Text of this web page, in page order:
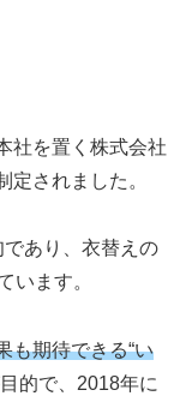
社を置く株式会社
定されました。
あり、衣替えの
います。
も期待できる“い
的で、2018年に